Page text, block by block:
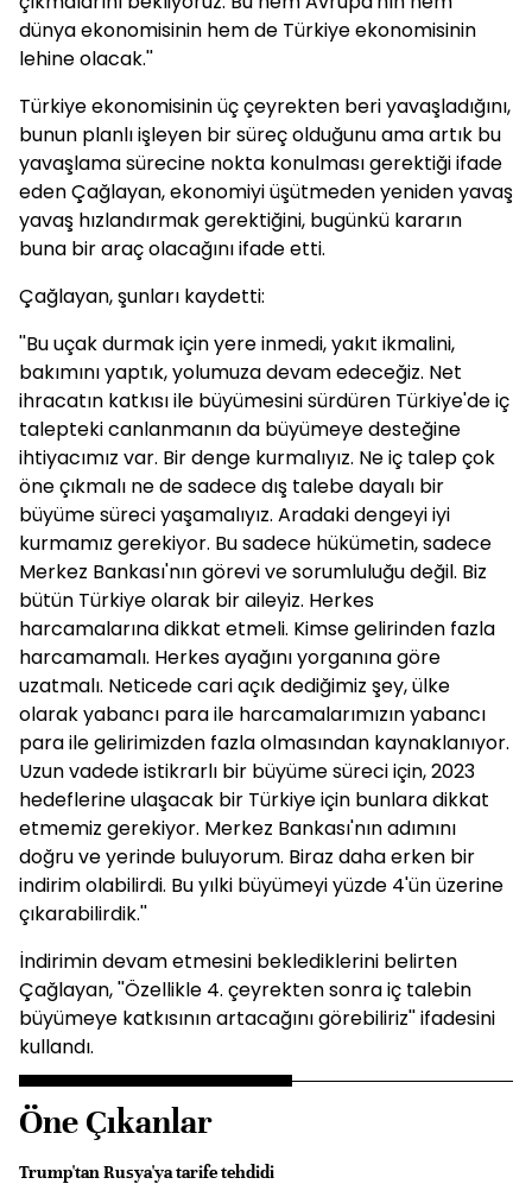
dünya ekonomisinin hem de Türkiye ekonomisinin
lehine olacak.''
Türkiye ekonomisinin üç çeyrekten beri yavaşladığını,
bunun planlı işleyen bir süreç olduğunu ama artık bu
yavaşlama sürecine nokta konulması gerektiği ifade
eden Çağlayan, ekonomiyi üşütmeden yeniden yavaş
yavaş hızlandırmak gerektiğini, bugünkü kararın
buna bir araç olacağını ifade etti.
Çağlayan, şunları kaydetti:
''Bu uçak durmak için yere inmedi, yakıt ikmalini,
bakımını yaptık, yolumuza devam edeceğiz. Net
ihracatın katkısı ile büyümesini sürdüren Türkiye'de iç
talepteki canlanmanın da büyümeye desteğine
ihtiyacımız var. Bir denge kurmalıyız. Ne iç talep çok
öne çıkmalı ne de sadece dış talebe dayalı bir
büyüme süreci yaşamalıyız. Aradaki dengeyi iyi
kurmamız gerekiyor. Bu sadece hükümetin, sadece
Merkez Bankası'nın görevi ve sorumluluğu değil. Biz
bütün Türkiye olarak bir aileyiz. Herkes
harcamalarına dikkat etmeli. Kimse gelirinden fazla
harcamamalı. Herkes ayağını yorganına göre
uzatmalı. Neticede cari açık dediğimiz şey, ülke
olarak yabancı para ile harcamalarımızın yabancı
para ile gelirimizden fazla olmasından kaynaklanıyor.
Uzun vadede istikrarlı bir büyüme süreci için, 2023
hedeflerine ulaşacak bir Türkiye için bunlara dikkat
etmemiz gerekiyor. Merkez Bankası'nın adımını
doğru ve yerinde buluyorum. Biraz daha erken bir
indirim olabilirdi. Bu yılki büyümeyi yüzde 4'ün üzerine
çıkarabilirdik.''
İndirimin devam etmesini beklediklerini belirten
Çağlayan, ''Özellikle 4. çeyrekten sonra iç talebin
büyümeye katkısının artacağını görebiliriz'' ifadesini
kullandı.
Öne Çıkanlar
Trump'tan Rusya'ya tarife tehdidi